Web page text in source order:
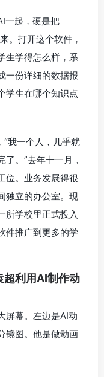
一起，硬是把
。打开这个软件，
生学得怎么样，系
一份详细的数据报
学生在哪个知识点
“我一个人，几乎就
。”去年十一月，
位。业务发展得很
独立的办公室。现
所学校里正式投入
件推广到更多的学
超利用AI制作动
屏幕。左边是AI动
镜图。他是做动画